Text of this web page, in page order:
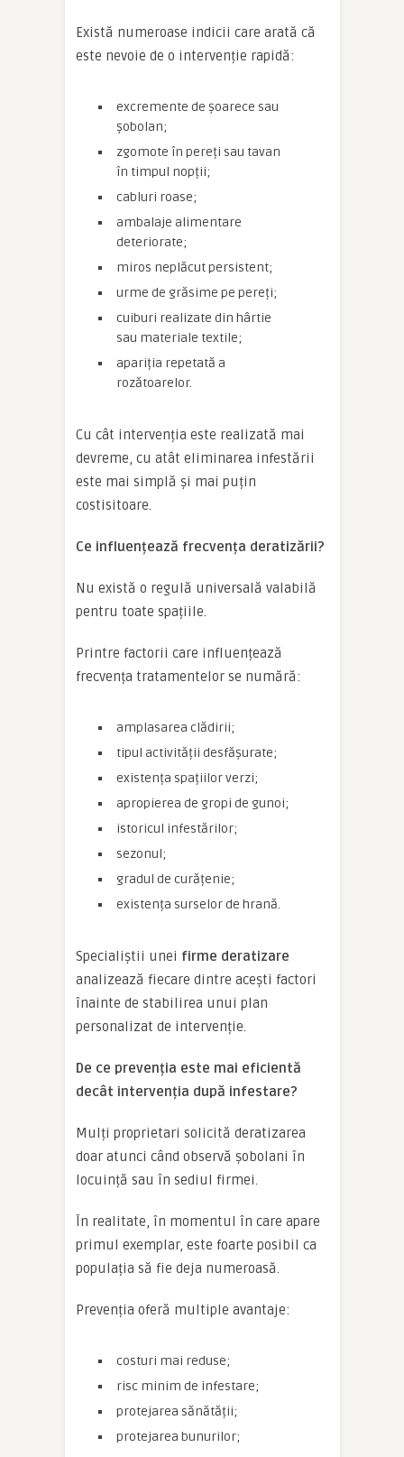
Există numeroase indicii care arată că
este nevoie de o intervenție rapidă:
excremente de șoarece sau
șobolan;
zgomote în pereți sau tavan
în timpul nopții;
cabluri roase;
ambalaje alimentare
deteriorate;
miros neplăcut persistent;
urme de grăsime pe pereți;
cuiburi realizate din hârtie
sau materiale textile;
apariția repetată a
rozătoarelor.
Cu cât intervenția este realizată mai
devreme, cu atât eliminarea infestării
este mai simplă și mai puțin
costisitoare.
Ce influențează frecvența deratizării?
Nu există o regulă universală valabilă
pentru toate spațiile.
Printre factorii care influențează
frecvența tratamentelor se numără:
amplasarea clădirii;
tipul activității desfășurate;
existența spațiilor verzi;
apropierea de gropi de gunoi;
istoricul infestărilor;
sezonul;
gradul de curățenie;
existența surselor de hrană.
Specialiștii unei firme deratizare
analizează fiecare dintre acești factori
înainte de stabilirea unui plan
personalizat de intervenție.
De ce prevenția este mai eficientă
decât intervenția după infestare?
Mulți proprietari solicită deratizarea
doar atunci când observă șobolani în
locuință sau în sediul firmei.
În realitate, în momentul în care apare
primul exemplar, este foarte posibil ca
populația să fie deja numeroasă.
Prevenția oferă multiple avantaje:
costuri mai reduse;
risc minim de infestare;
protejarea sănătății;
protejarea bunurilor;